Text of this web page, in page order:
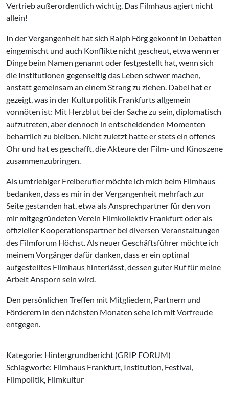
Vertrieb außerordentlich wichtig. Das Filmhaus agiert nicht
allein!
In der Vergangenheit hat sich Ralph Förg gekonnt in Debatten
eingemischt und auch Konflikte nicht gescheut, etwa wenn er
Dinge beim Namen genannt oder festgestellt hat, wenn sich
die Institutionen gegenseitig das Leben schwer machen,
anstatt gemeinsam an einem Strang zu ziehen. Dabei hat er
gezeigt, was in der Kulturpolitik Frankfurts allgemein
vonnöten ist: Mit Herzblut bei der Sache zu sein, diplomatisch
aufzutreten, aber dennoch in entscheidenden Momenten
beharrlich zu bleiben. Nicht zuletzt hatte er stets ein offenes
Ohr und hat es geschafft, die Akteure der Film- und Kinoszene
zusammenzubringen.
Als umtriebiger Freiberufler möchte ich mich beim Filmhaus
bedanken, dass es mir in der Vergangenheit mehrfach zur
Seite gestanden hat, etwa als Ansprechpartner für den von
mir mitgegründeten Verein Filmkollektiv Frankfurt oder als
offizieller Kooperationspartner bei diversen Veranstaltungen
des Filmforum Höchst. Als neuer Geschäftsführer möchte ich
meinem Vorgänger dafür danken, dass er ein optimal
aufgestelltes Filmhaus hinterlässt, dessen guter Ruf für meine
Arbeit Ansporn sein wird.
Den persönlichen Treffen mit Mitgliedern, Partnern und
Förderern in den nächsten Monaten sehe ich mit Vorfreude
entgegen.
Kategorie: Hintergrundbericht (GRIP FORUM)
Schlagworte: Filmhaus Frankfurt, Institution, Festival,
Filmpolitik, Filmkultur